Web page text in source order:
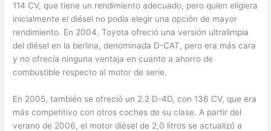
114 CV, que tiene un rendimiento adecuado, pero quien eligiera
inicialmente el diésel no podía elegir una opción de mayor
rendimiento. En 2004, Toyota ofreció una versión ultralimpia
del diésel en la berlina, denominada D-CAT, pero era más cara
y no ofrecía ninguna ventaja en cuanto a ahorro de
combustible respecto al motor de serie.
En 2005, también se ofreció un 2.2 D-4D, con 136 CV, que era
más competitivo con otros coches de su clase. A partir del
verano de 2006, el motor diésel de 2,0 litros se actualizó a